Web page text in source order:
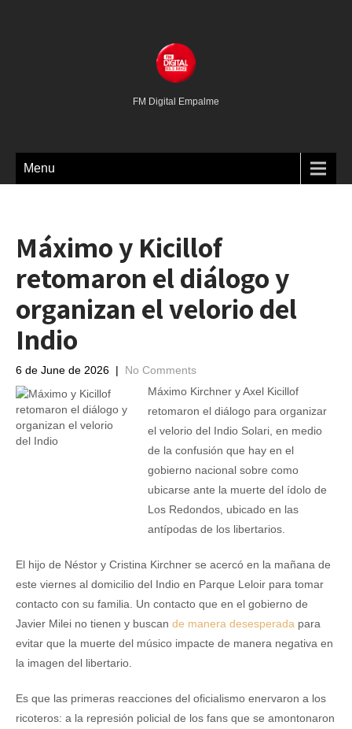
FM Digital Empalme
Menu
Máximo y Kicillof
retomaron el diálogo y
organizan el velorio del
Indio
6 de June de 2026 | No Comments
Máximo Kirchner y Axel Kicillof
retomaron el diálogo para organizar
el velorio del Indio Solari, en medio
de la confusión que hay en el
gobierno nacional sobre como
ubicarse ante la muerte del ídolo de
Los Redondos, ubicado en las
antípodas de los libertarios.
El hijo de Néstor y Cristina Kirchner se acercó en la mañana de
este viernes al domicilio del Indio en Parque Leloir para tomar
contacto con su familia. Un contacto que en el gobierno de
Javier Milei no tienen y buscan de manera desesperada para
evitar que la muerte del músico impacte de manera negativa en
la imagen del libertario.
Es que las primeras reacciones del oficialismo enervaron a los
ricoteros: a la represión policial de los fans que se amontonaron